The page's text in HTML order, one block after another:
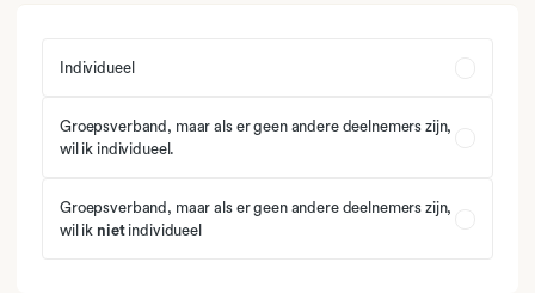
Individueel
Groepsverband, maar als er geen andere deelnemers zijn,
wil ik individueel.
Groepsverband, maar als er geen andere deelnemers zijn,
wil ik nietindividueel